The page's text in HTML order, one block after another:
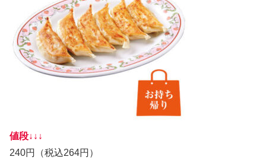
値段↓↓↓
240円（税込264円）